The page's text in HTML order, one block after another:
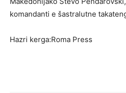
komandanti e šastralutne
Hazri kerga:Roma Press